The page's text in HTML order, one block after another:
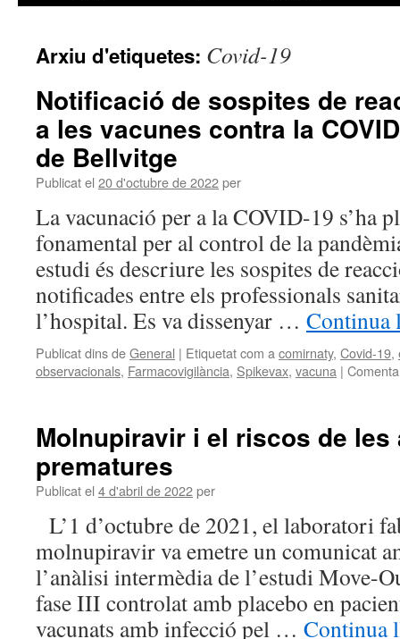
Arxiu d'etiquetes: Covid-19
Notificació de sospites de
a les vacunes contra la
de Bellvitge
Publicat el 20 d'octubre de 2022per
La vacunació per a la COVID-19 s’ha
fonamental per al control de la
estudi és descriure les sospites de
notificades entre els professionals
l’hospital. Es va dissenyar …
Publicat dins deGeneral | Etiquetat com a comirnaty, Covid-19,
observacionals, Farmacovigilància, Spikevax, vacuna |
Molnupiravir i el riscos de
prematures
Publicat el 4 d'abril de 2022per
L’1 d’octubre de 2021, el laboratori
molnupiravir va emetre un comunicat
l’anàlisi intermèdia de l’estudi Move-
fase III controlat amb placebo en
vacunats amb infecció pel … Continua